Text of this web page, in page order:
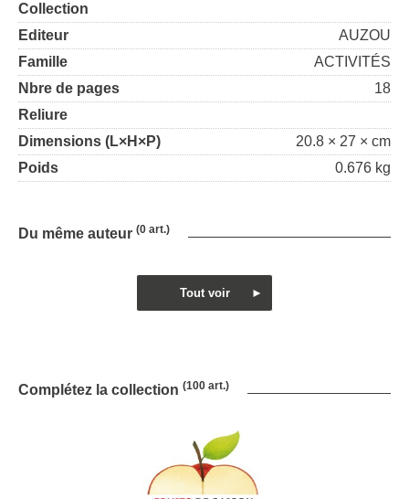
Collection
Editeur
AUZOU
Famille
ACTIVITÉS
Nbre de pages
18
Reliure
Dimensions (L×H×P)
20.8 × 27 × cm
Poids
0.676 kg
Du même auteur (0 art.)
Complétez la collection (100 art.)